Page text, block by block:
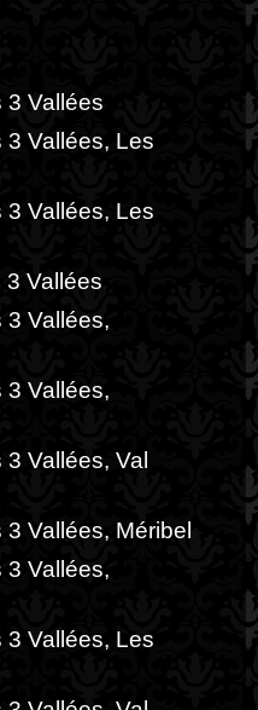
3 Vallées
3 Vallées, Les
3 Vallées, Les
3 Vallées
3 Vallées,
3 Vallées,
Vallées, Val
Vallées, Méribel
3 Vallées,
3 Vallées, Les